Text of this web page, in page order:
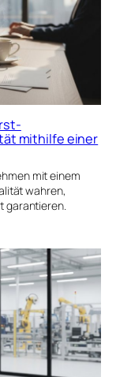
mithilfe einer
mit einem
wahren,
garantieren.